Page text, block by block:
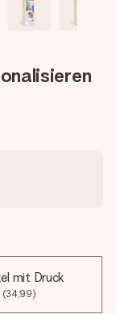
mit Druck
(34,99)